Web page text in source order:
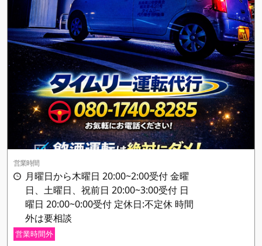
営業時間
月曜日から木曜日 20:00~2:00受付 金曜
日、土曜日、祝前日 20:00~3:00受付 日
曜日 20:00~0:00受付 定休日:不定休 時間
外は要相談
営業時間外